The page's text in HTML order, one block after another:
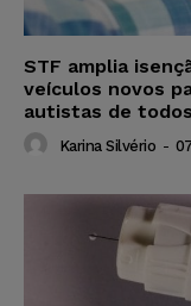
STF amplia
veículos novos
autistas de
Karina Silvério -